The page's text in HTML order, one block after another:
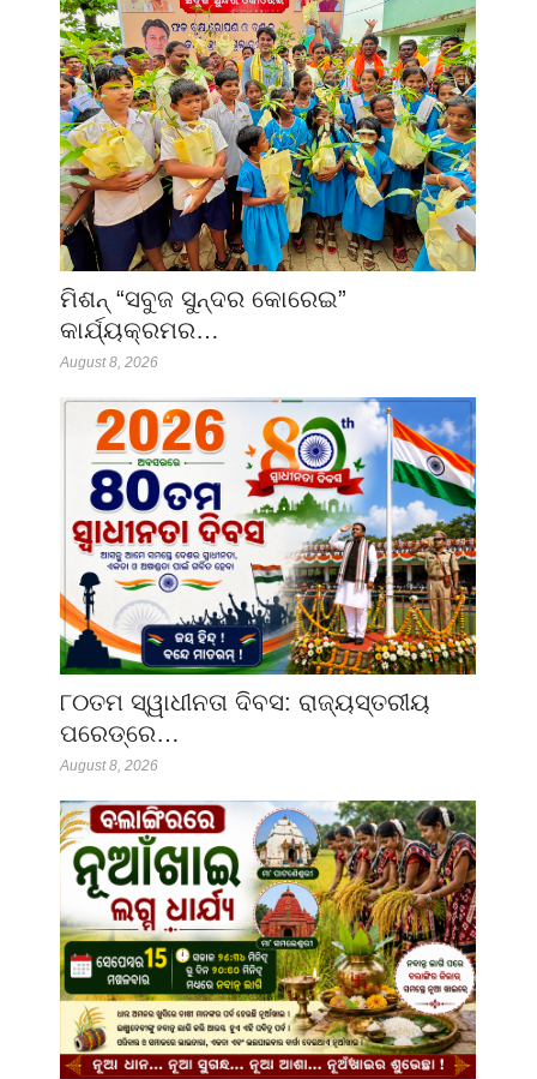
ମିଶନ୍ “ସବୁଜ ସୁନ୍ଦର କୋରେଇ”
କାର୍ଯ୍ୟକ୍ରମର…
August 8, 2026
୮୦ତମ ସ୍ୱାଧୀନତା ଦିବସ: ରାଜ୍ୟସ୍ତରୀୟ
ପରେଡ୍‌ରେ…
August 8, 2026